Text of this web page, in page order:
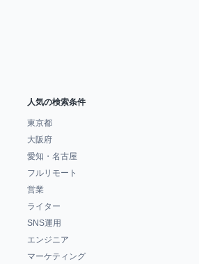
人気の検索条件
東京都
大阪府
愛知・名古屋
フルリモート
営業
ライター
SNS運用
エンジニア
マーケティング